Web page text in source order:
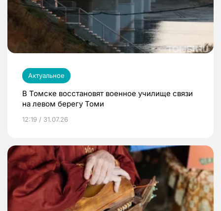
Актуальное
В Томске восстановят военное училище связи
на левом берегу Томи
12:19 / 31.07.26